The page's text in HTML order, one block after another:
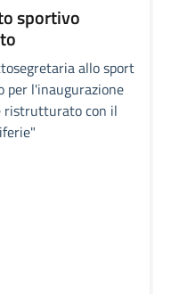
sportivo
allo sport
per l'inaugurazione
ristrutturato con il